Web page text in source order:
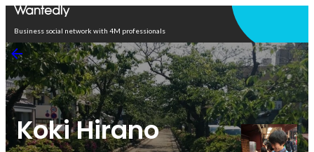
Business social network with 4M professionals
Koki Hirano